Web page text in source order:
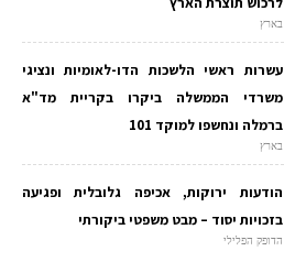
בארץ
עשרות ראשי הלשכות הדו-לאומיות ונציגי
משרדי הממשלה ביקרו בקריית מד"א
ברמלה ונחשפו למוקד 101
בארץ
הודעות ירוקות, אכיפה גלובלית ופגיעה
בזכויות יסוד – מבט משפטי ביקורתי
הדופק הפלילי